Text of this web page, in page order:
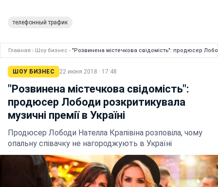
телефонный трафик
Главная › Шоу бизнес › "Розвинена містечкова свідомість": продюсер
ШОУ БИЗНЕС 22 июня 2018 · 17:48
"Розвинена містечкова свідомість":
продюсер Лободи розкритикувала
музичні премії в Україні
Продюсер Лободи Нателла Крапівіна розповіла, чому
опальну співачку не нагороджують в Україні